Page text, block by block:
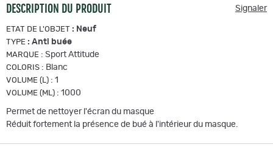
DESCRIPTION DU PRODUIT Signaler
ETAT DE L'OBJET : Neuf
TYPE : Anti buée
MARQUE : Sport Attitude
COLORIS : Blanc
VOLUME (L) : 1
VOLUME (ML) : 1000
Permet de nettoyer l'écran du masque
Réduit fortement la présence de bué à l'intérieur du masque.